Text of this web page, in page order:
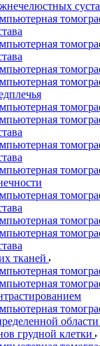
тканей
области
грудной клетки